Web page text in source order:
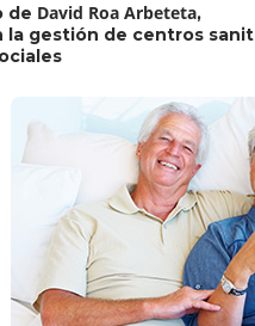
de David Roa Arbeteta,
la gestión de centros